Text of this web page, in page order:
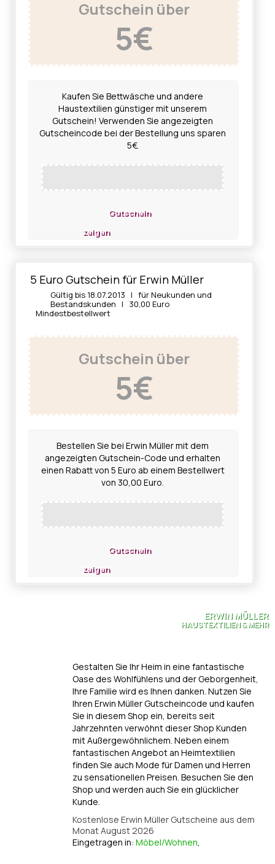
Gutschein über
5€
Kaufen Sie Bettwäsche und andere
Haustextilien günstiger mit unserem
Gutschein! Verwenden Sie angezeigten
Gutscheincode bei der Bestellung uns sparen
5€.
Gutschein
zeigen
5 Euro Gutschein für Erwin Müller
Gültig bis 18.07.2013 | für Neukunden und
Bestandskunden | 30,00 Euro
Mindestbestellwert
Gutschein über
5€
Bestellen Sie bei Erwin Müller mit dem
angezeigten Gutschein-Code und erhalten
einen Rabatt von 5 Euro ab einem Bestellwert
von 30,00 Euro.
Gutschein
zeigen
ERWIN MÜLLER
HAUSTEXTILIEN & MEHR
Gestalten Sie Ihr Heim in eine fantastische
Oase des Wohlfühlens und der Geborgenheit,
Ihre Familie wird es Ihnen danken. Nutzen Sie
Ihren Erwin Müller Gutscheincode und kaufen
Sie in diesem Shop ein, bereits seit
Jahrzehnten verwöhnt dieser Shop Kunden
mit Außergewöhnlichem. Neben einem
fantastischen Angebot an Heimtextilien
finden Sie auch Mode für Damen und Herren
zu sensationellen Preisen. Besuchen Sie den
Shop und werden auch Sie ein glücklicher
Kunde.
Kostenlose Erwin Müller Gutscheine aus dem
Monat August 2026
Eingetragen in: Möbel/Wohnen,